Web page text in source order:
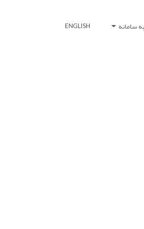
سامانه ENGLISH